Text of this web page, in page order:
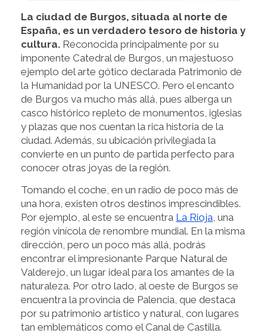
La ciudad de Burgos, situada al norte de
España, es un verdadero tesoro de historia y
cultura. Reconocida principalmente por su
imponente Catedral de Burgos, un majestuoso
ejemplo del arte gótico declarada Patrimonio de
la Humanidad por la UNESCO. Pero el encanto
de Burgos va mucho más allá, pues alberga un
casco histórico repleto de monumentos, iglesias
y plazas que nos cuentan la rica historia de la
ciudad. Además, su ubicación privilegiada la
convierte en un punto de partida perfecto para
conocer otras joyas de la región.
Tomando el coche, en un radio de poco más de
una hora, existen otros destinos imprescindibles.
Por ejemplo, al este se encuentra La Rioja , una
región vinícola de renombre mundial. En la misma
dirección, pero un poco más allá, podrás
encontrar el impresionante Parque Natural de
Valderejo, un lugar ideal para los amantes de la
naturaleza. Por otro lado, al oeste de Burgos se
encuentra la provincia de Palencia, que destaca
por su patrimonio artístico y natural, con lugares
tan emblemáticos como el Canal de Castilla.